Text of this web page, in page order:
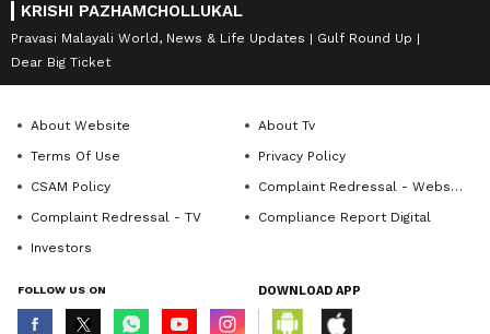
KRISHI PAZHAMCHOLLUKAL
Pravasi Malayali World, News & Life Updates
Gulf Round Up
Dear Big Ticket
About Website
About Tv
Terms Of Use
Privacy Policy
CSAM Policy
Complaint Redressal - Website
Complaint Redressal - TV
Compliance Report Digital
Investors
FOLLOW US ON DOWNLOAD APP